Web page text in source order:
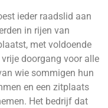
ieder raadslid aan
in rijen van
met voldoende
doorgang voor alle
wie sommigen hun
en een zitplaats
Het bedrijf dat